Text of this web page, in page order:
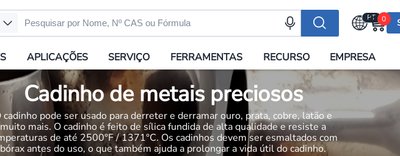
PT
English (US)
English (UK)
Española
Deutsch
Français
0
APLICAÇÕES SERVIÇO FERRAMENTAS RECURSO EMPRESA
Cadinho de metais preciosos
cadinho pode ser usado para derreter e derramar ouro, prata, cobre, latão e
muito mais. O cadinho é feito de sílica fundida de alta qualidade e resiste a
de até 2500°F / 1371°C. Os cadinhos devem ser esmaltados com
bórax antes do uso, o que também ajuda a prolongar a vida útil do cadinho.